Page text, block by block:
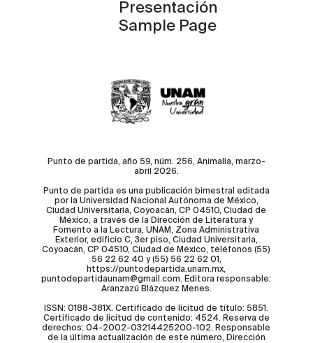
Presentación
Sample Page
Punto de partida, año 59, núm. 256, Animalia, marzo-
abril 2026.
Punto de partida es una publicación bimestral editada
por la Universidad Nacional Autónoma de México,
Ciudad Universitaria, Coyoacán, CP 04510, Ciudad de
México, a través de la Dirección de Literatura y
Fomento a la Lectura, UNAM, Zona Administrativa
Exterior, edificio C, 3er piso, Ciudad Universitaria,
Coyoacán, CP 04510, Ciudad de México, teléfonos (55)
56 22 62 40 y (55) 56 22 62 01,
https://puntodepartida.unam.mx,
puntodepartidaunam@gmail.com. Editora responsable:
Aranzazú Blázquez Menes.
ISSN: 0188-381X. Certificado de licitud de título: 5851.
Certificado de licitud de contenido: 4524. Reserva de
derechos: 04-2002-03214425200-102. Responsable
de la última actualización de este número, Dirección